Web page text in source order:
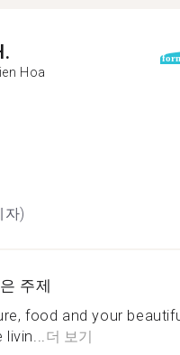
Hoa
자)
주제
food and your
livin...더 보기